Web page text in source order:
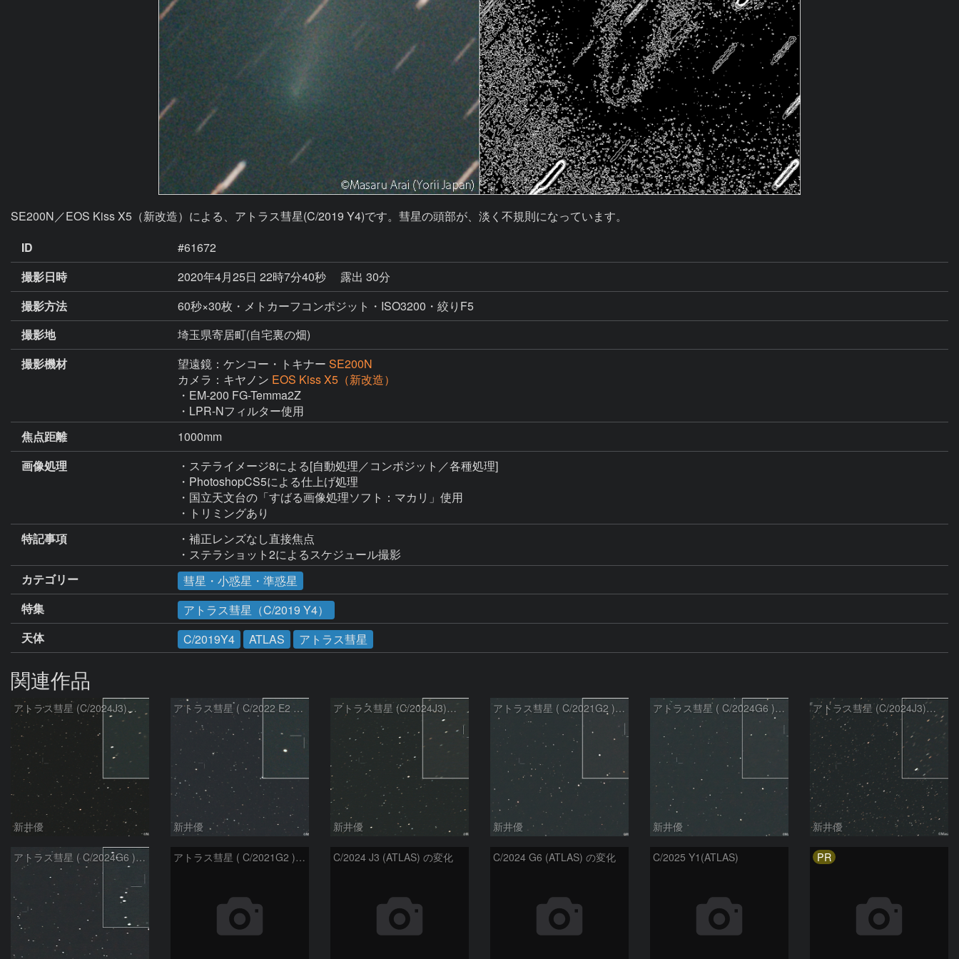
SE200N／EOS Kiss X5（新改造）による、アトラス彗星(C/2019 Y4)です。彗星の頭部が、淡く不規則になっています。
ID
#61672
撮影日時
2020年4月25日 22時7分40秒
露出 30分
撮影方法
60秒×30枚・メトカーフコンポジット・ISO3200・絞りF5
撮影地
埼玉県寄居町(自宅裏の畑)
撮影機材
望遠鏡：ケンコー・トキナー SE200N
カメラ：キヤノン EOS Kiss X5（新改造）
・EM-200 FG-Temma2Z
・LPR-Nフィルター使用
焦点距離
1000mm
画像処理
・ステライメージ8による[自動処理／コンポジット／各種処理]
・PhotoshopCS5による仕上げ処理
・国立天文台の「すばる画像処理ソフト：マカリ」使用
・トリミングあり
特記事項
・補正レンズなし直接焦点
・ステラショット2によるスケジュール撮影
カテゴリー
彗星・小惑星・準惑星
特集
アトラス彗星（C/2019 Y4）
天体
C/2019Y4 ATLAS アトラス彗星
関連作品
アトラス彗星 (C/2024J3)：2026/08/05
新井優
アトラス彗星 ( C/2022 E2 )：2026/07/27
新井優
アトラス彗星 (C/2024J3)：2026/07/26
新井優
アトラス彗星 ( C/2021G2 )：2026/07/09
新井優
アトラス彗星 ( C/2024G6 )：2026/07/09
新井優
アトラス彗星 (C/2024J3)：2026/07/09
新井優
アトラス彗星 ( C/2024G6 )：2026/07/08 アトラス彗星 ( C/2021G2 )：2026/07/08 C/2024 J3 (ATLAS) の変化 C/2024 G6 (ATLAS) の変化 C/2025 Y1(ATLAS) PR